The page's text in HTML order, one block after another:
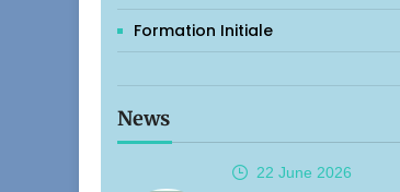
Formation Initiale
News
22 June 2026